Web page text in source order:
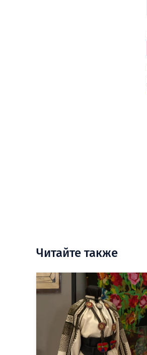
Читайте также